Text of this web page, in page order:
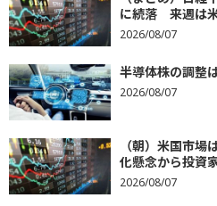
に続落 来週は
2026/08/07
半導体株の調整
2026/08/07
（朝）米国市
化懸念から投資
2026/08/07